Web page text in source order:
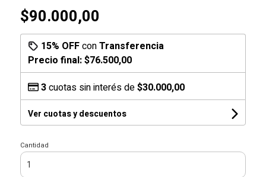
$90.000,00
15% OFFconTransferencia
Precio final:$76.500,00
3cuotas sin interés de$30.000,00
Ver cuotas y descuentos
Cantidad